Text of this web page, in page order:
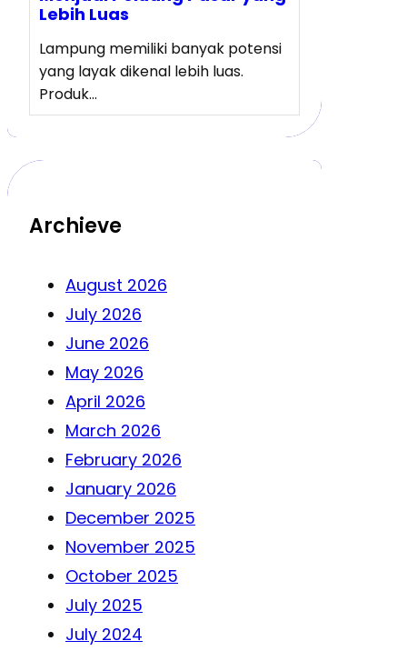
Lebih Luas
Lampung memiliki banyak potensi
yang layak dikenal lebih luas.
Produk…
Archieve
August 2026
July 2026
June 2026
May 2026
April 2026
March 2026
February 2026
January 2026
December 2025
November 2025
October 2025
July 2025
July 2024